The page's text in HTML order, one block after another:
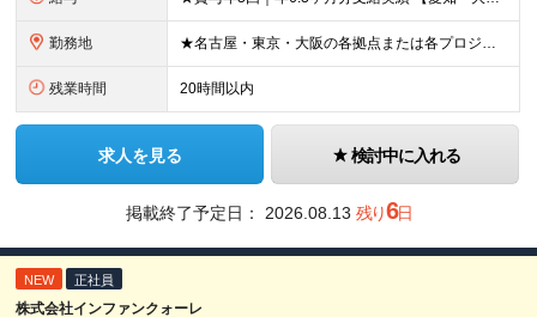
勤務地 ★名古屋・東京・大阪の各拠点または各プロジェクト先での勤務となります （愛知、岐阜、東京、埼玉、千葉、神奈川、大阪、兵庫、京都など） ★U・Iターン歓迎！原則転勤なし ★リモートワーク対応案件もあり
残業時間 20時間以内
求人を見る 検討中に入れる
掲載終了予定日： 2026.08.13 残り6日
NEW 正社員
株式会社インファンクォーレ